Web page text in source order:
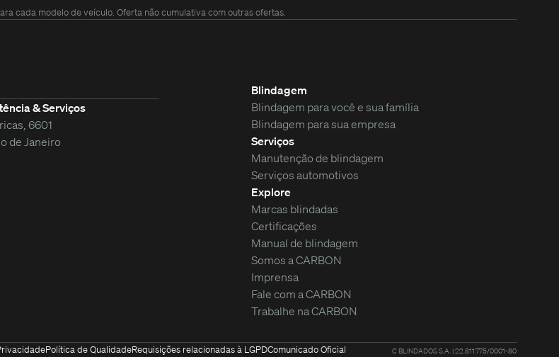
cada modelo de veículo. Oferta não cumulativa com outras ofertas.
& Serviços
6601
de Janeiro
Blindagem
Blindagem para você e sua família
Blindagem para sua empresa
Serviços
Manutenção de blindagem
Serviços automotivos
Explore
Marcas blindadas
Certificações
Manual de blindagem
Somos a CARBON
Imprensa
Fale com a CARBON
Trabalhe na CARBON
Política de QualidadeRequisições relacionadas à LGPDComunicado Oficial C BLINDADOS S.A. | 22.811.775/0001-80